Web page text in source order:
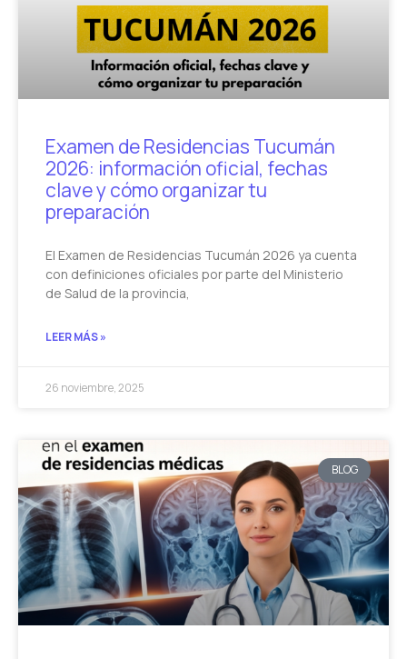
Examen de Residencias Tucumán
2026: información oficial, fechas
clave y cómo organizar tu
preparación
El Examen de Residencias Tucumán 2026 ya cuenta
con definiciones oficiales por parte del Ministerio
de Salud de la provincia,
LEER MÁS »
26 noviembre, 2025
BLOG